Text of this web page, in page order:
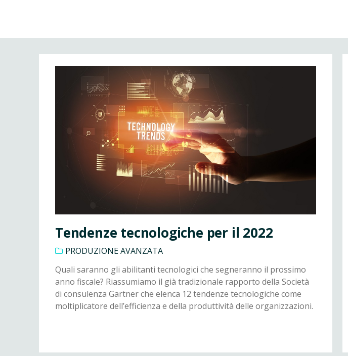
Tendenze tecnologiche per il 2022
PRODUZIONE AVANZATA
Quali saranno gli abilitanti tecnologici che segneranno il prossimo
anno fiscale? Riassumiamo il già tradizionale rapporto della Società
di consulenza Gartner che elenca 12 tendenze tecnologiche come
moltiplicatore dell’efficienza e della produttività delle organizzazioni.